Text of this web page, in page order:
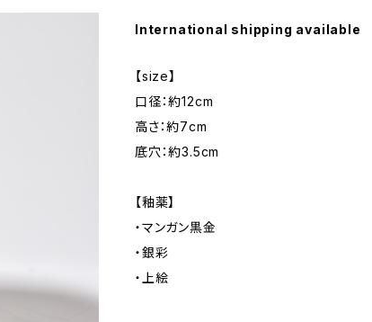
International shipping available
【size】
口径：約12cm
高さ：約7cm
底穴：約3.5cm
【釉薬】
・マンガン黒金
・銀彩
・上絵